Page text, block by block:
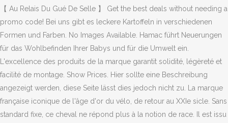
【 Au Relais Du Gué De Selle 】 Get the best deals without needing a
promo code! Bei uns gibt es leckere Kartoffeln in verschiedenen
Formen und Farben. No Images Available. Hamac führt Neuerungen
für das Wohlbefinden Ihrer Babys und für die Umwelt ein.
L'excellence des produits de la marque garantit solidité, légèreté et
facilité de montage. Show Prices. Hier sollte eine Beschreibung
angezeigt werden, diese Seite lässt dies jedoch nicht zu. La marque
française iconique de l'âge d'or du vélo, de retour au XXIe sicle. Sans
standard fixe, ce cheval ne répond plus à la notion de race. Il est issu